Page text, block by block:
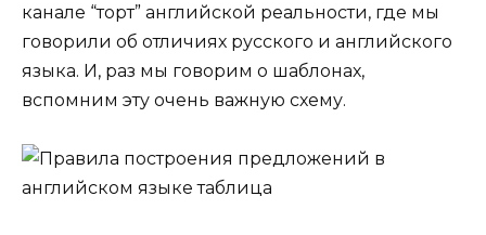
канале “торт” английской реальности, где мы
говорили об отличиях русского и английского
языка. И, раз мы говорим о шаблонах,
вспомним эту очень важную схему.